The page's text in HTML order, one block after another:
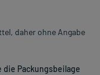
daher ohne Angabe
die Packungsbeilage